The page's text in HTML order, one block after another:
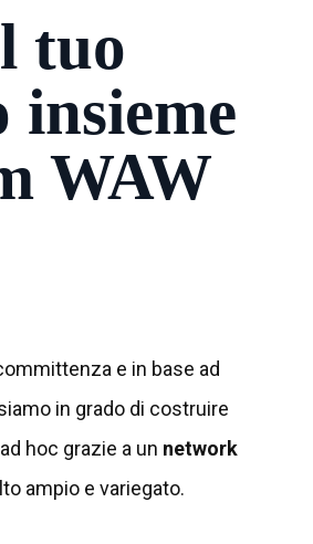
tuo
insieme
WAW
e in base ad
in grado di costruire
hoc grazie a un network
ampio e variegato.